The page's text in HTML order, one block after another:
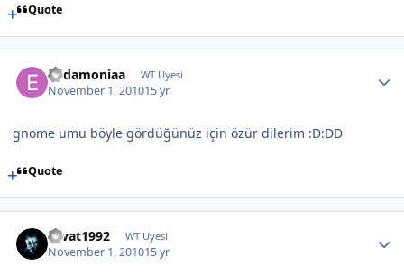
Quote
Eudamoniaa WT Uyesi
November 1, 201015 yr
gnome umu böyle gördüğünüz için özür dilerim :D:DD
Quote
cevat1992 WT Uyesi
November 1, 201015 yr